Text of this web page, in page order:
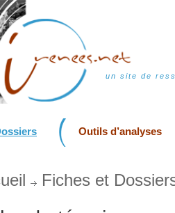
un site de
Outils d’analyses
Fiches et